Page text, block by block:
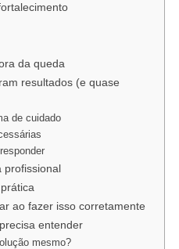
da queda
resultados (e quase
de cuidado
profissional
ao fazer isso corretamente
entender
mesmo?